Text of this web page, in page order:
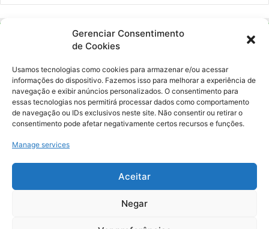
Gerenciar Consentimento
de Cookies
Usamos tecnologias como cookies para armazenar e/ou acessar
informações do dispositivo. Fazemos isso para melhorar a experiência de
navegação e exibir anúncios personalizados. O consentimento para
essas tecnologias nos permitirá processar dados como comportamento
de navegação ou IDs exclusivos neste site. Não consentir ou retirar o
consentimento pode afetar negativamente certos recursos e funções.
Manage services
Aceitar
Negar
Ockara é uma plataforma multicultural e criativa. Nossa proposta é
oferecer o máximo de ferramentas para realizadores e
gerenciadores de espaços criativos e culturais.
© Merak Produções Criativas. CNPJ: 39.155.931/0001-02.
Inscrição Municipal: 47927301. Todos os direitos Reservados.